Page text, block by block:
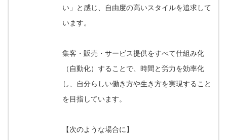
い」と感じ、自由度の高いスタイルを追求して
います。
集客・販売・サービス提供をすべて仕組み化
（自動化）することで、時間と労力を効率化
し、自分らしい働き方や生き方を実現すること
を目指しています。
【次のような場合に】